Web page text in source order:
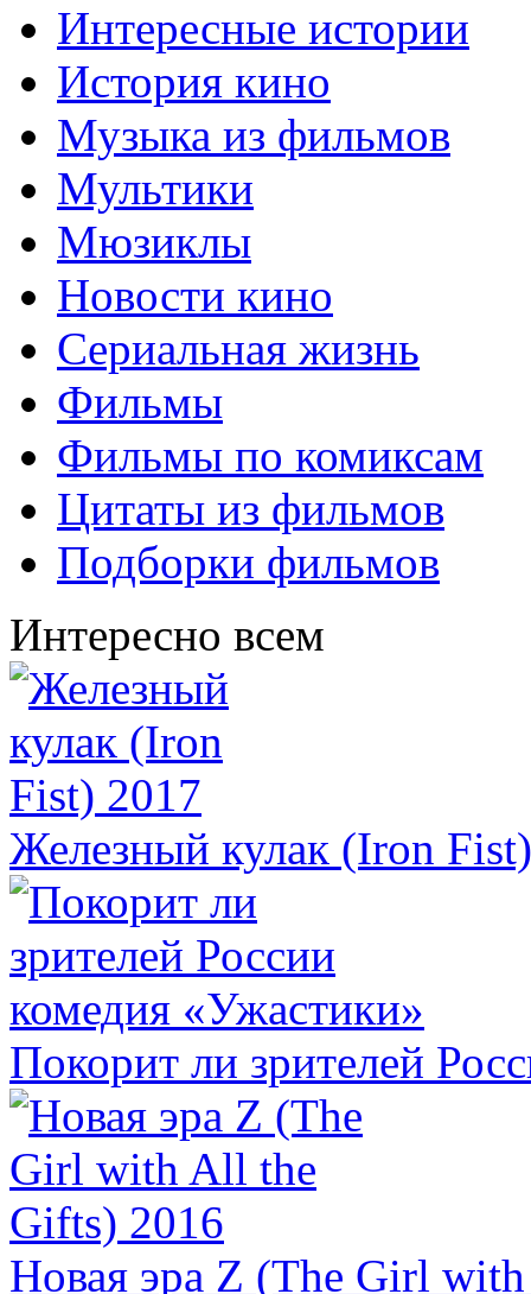
Интересные истории
История кино
Музыка из фильмов
Мультики
Мюзиклы
Новости кино
Сериальная жизнь
Фильмы
Фильмы по комиксам
Цитаты из фильмов
Подборки фильмов
Интересно всем
Железный кулак (Iron
Покорит ли зрителей
​Новая эра Z (The Girl